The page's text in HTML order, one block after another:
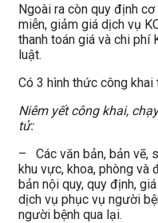
Ngoài ra còn quy định
miễn, giảm giá dịch vụ
thanh toán giá và chi phí
luật.
Có 3 hình thức công khai
Niêm yết công khai,
tử:
– Các văn bản, bản vẽ,
khu vực, khoa, phòng và
bản nội quy, quy định,
dịch vụ phục vụ người
người bệnh qua lại.